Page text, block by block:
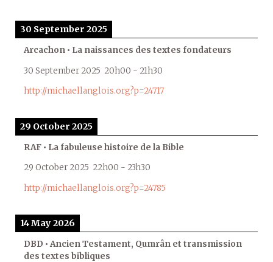
30 September 2025
Arcachon • La naissances des textes fondateurs
30 September 2025 20h00 - 21h30
http://michaellanglois.org?p=24717
29 October 2025
RAF • La fabuleuse histoire de la Bible
29 October 2025 22h00 - 23h30
http://michaellanglois.org?p=24785
14 May 2026
DBD • Ancien Testament, Qumrân et transmission
des textes bibliques